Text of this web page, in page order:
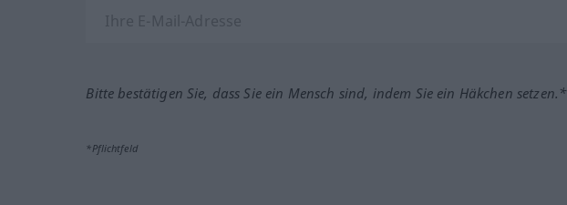
Bitte bestätigen Sie, dass Sie ein Mensch sind, indem Sie ein Häkchen setzen.*
*Pflichtfeld